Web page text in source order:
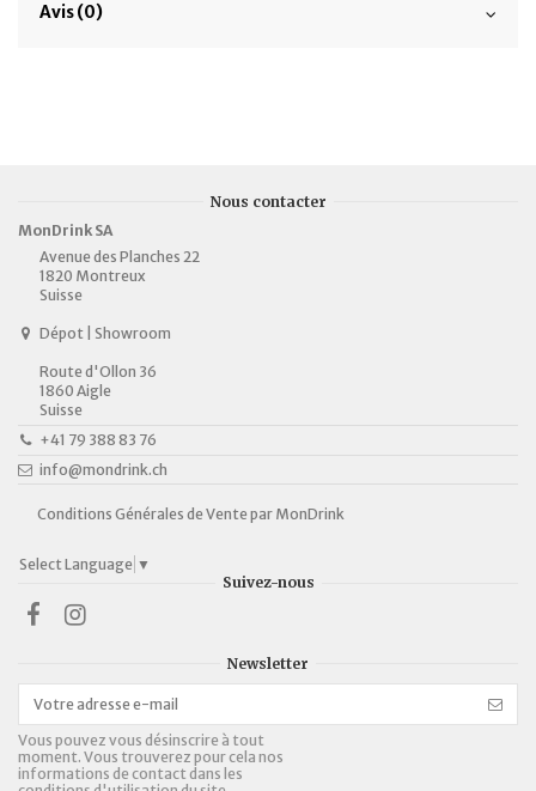
Avis (0)
Nous contacter
MonDrink SA
Avenue des Planches 22
1820 Montreux
Suisse
Dépot | Showroom
Route d'Ollon 36
1860 Aigle
Suisse
+41 79 388 83 76
info@mondrink.ch
Conditions Générales de Vente par MonDrink
Select Language ▼
Suivez-nous
Newsletter
Vous pouvez vous désinscrire à tout
moment. Vous trouverez pour cela nos
informations de contact dans les